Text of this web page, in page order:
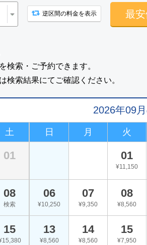
逆区間の料金を表示 最
検索・ご予約できます。
検索結果にてご確認ください。
土
01
08
検索
15
2026年09
日 月 火
01
¥11,150
06
¥10,250
07
¥9,350
08
¥8,560
13
¥8,560
14
¥8,560
15
¥7,950